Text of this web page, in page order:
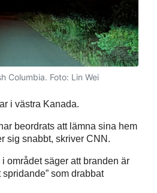
Columbia. Foto: Lin Wei
i västra Kanada.
beordrats att lämna sina hem
sig snabbt, skriver CNN.
området säger att branden är
som drabbat